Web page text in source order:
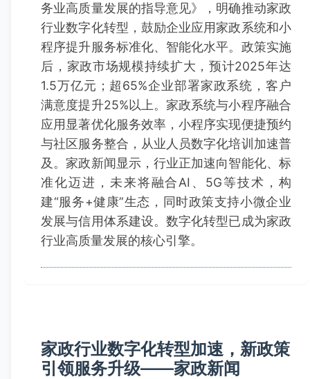
务业高质量发展的指导意见》，明确推动家政
行业数字化转型，鼓励企业应用家政系统和小
程序提升服务标准化、智能化水平。政策实施
后，家政市场规模持续扩大，预计2025年达
1.5万亿元；超65%企业部署家政系统，客户
满意度提升25%以上。家政系统与小程序融合
应用显著优化服务效率，小程序实现便捷预约
与社区服务整合，从业人员数字化培训加速普
及。家政新闻显示，行业正加速向智能化、标
准化迈进，未来将融合AI、5G等技术，构
建“服务+健康”生态，同时政策支持小微企业
发展与信用体系建设。数字化转型已成为家政
行业高质量发展的核心引擎。
家政行业数字化转型加速，新政策
引领服务升级——家政新闻